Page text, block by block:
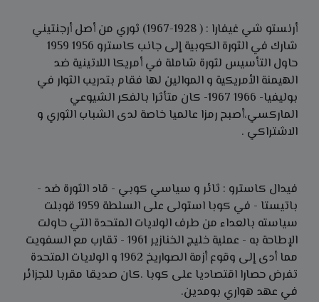
أرنستو شي غيفارا : ( 1928-1967) ثوري من أصل أرجنتيني
شارك في الثورة الكوبية إلى جانب كاسترو 1956 1959
حاول التأسيس لثورة شاملة في أمريكا اللاتينية ضد
الهيمنة الأمريكية و الموالين لها فقام بتدريب الثوار في
بوليفيا- 1966 1967- كان متأثرا بالفكر الشيوعي
الماركسي،أصبح رمزا عالميا خاصة لدى الشباب الثوري و
الاشتراكي .
فيدال كاسترو : ثائر و سياسي كوبي - قاد الثورة ضد -
باتيستا - في كوبا استولى على السلطة 1959 قوبلت
سياسته بالعداء من طرف الولايات المتحدة التي حاولت
الإطاحة به - عملية خليج الخنازير 1961 - تقارب مع السفويت
مما أدى إلى وقوع أزمة الصواريخ 1962 و الولايات المتحدة
تفرض حصارا اقتصاديا على كوبا .كان صديقا مقربا للجزائر
في عهد هواري بومدين.